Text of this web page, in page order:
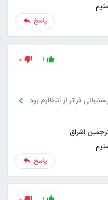
پاسخ
1
0
فراتر از انتظارم بود.
پاسخ